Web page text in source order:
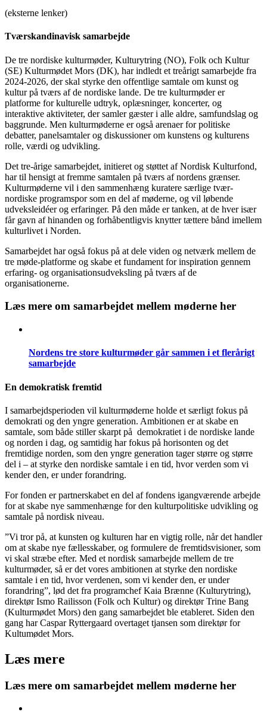
(eksterne lenker)
Tværskandinavisk samarbejde
De tre nordiske kulturmøder, Kulturytring (NO), Folk och Kultur
(SE) Kulturmødet Mors (DK), har indledt et treårigt samarbejde fra
2024-2026, der skal styrke den offentlige samtale om kunst og
kultur på tværs af de nordiske lande. De tre kulturmøder er
platforme for kulturelle udtryk, oplæsninger, koncerter, og
interaktive aktiviteter, der samler gæster i alle aldre, samfundslag og
baggrunde. Men kulturmøderne er også arenaer for politiske
debatter, panelsamtaler og diskussioner om kunstens og kulturens
rolle, værdi og udvikling.
Det tre-årige samarbejdet, initieret og støttet af Nordisk Kulturfond,
har til hensigt at fremme samtalen på tværs af nordens grænser.
Kulturmøderne vil i den sammenhæng kuratere særlige tvær-
nordiske programspor som en del af møderne, og vil løbende
udveksleidéer og erfaringer. På den måde er tanken, at de hver især
får gavn af hinanden og forhåbentligvis knytter tættere bånd imellem
kulturlivet i Norden.
Samarbejdet har også fokus på at dele viden og netværk mellem de
tre møde-platforme og skabe et fundament for inspiration gennem
erfaring- og organisationsudveksling på tværs af de
organisationerne.
Læs mere om samarbejdet mellem møderne her
Nordens tre store kulturmøder går sammen i et flerårigt
samarbejde
En demokratisk fremtid
I samarbejdsperioden vil kulturmøderne holde et særligt fokus på
demokrati og den yngre generation. Ambitionen er at skabe en
samtale, som både stiller skarpt på demokratiet i de nordiske lande
og norden i dag, og samtidig har fokus på horisonten og det
fremtidige norden, som den yngre generation tager større og større
del i – at styrke den nordiske samtale i en tid, hvor verden som vi
kender den, er under forandring.
For fonden er partnerskabet en del af fondens igangværende arbejde
for at skabe nye sammenhænge for den kulturpolitiske udvikling og
samtale på nordisk niveau.
”Vi tror på, at kunsten og kulturen har en vigtig rolle, når det handler
om at skabe nye fællesskaber, og formulere de fremtidsvisioner, som
vi skal stræbe efter. Med et nordisk samarbejde mellem de tre
kulturmøder, så er det vores ambitionen at styrke den nordiske
samtale i en tid, hvor verdenen, som vi kender den, er under
forandring”, lød det fra programchef Kaia Brænne (Kulturytring),
direktør Ismo Railisson (Folk och Kultur) og direktør Trine Bang
(Kulturmødet Mors) den gang samarbejdet ble etableret. Siden den
gang har Caspar Ryttergaard overtaget tjansen som direktør for
Kultumødet Mors.
Læs mere
Læs mere om samarbejdet mellem møderne her